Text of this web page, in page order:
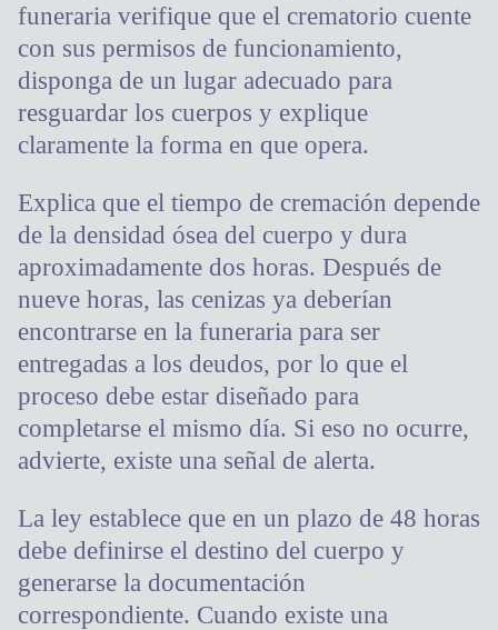
funeraria verifique que el crematorio cuente
con sus permisos de funcionamiento,
disponga de un lugar adecuado para
resguardar los cuerpos y explique
claramente la forma en que opera.
Explica que el tiempo de cremación depende
de la densidad ósea del cuerpo y dura
aproximadamente dos horas. Después de
nueve horas, las cenizas ya deberían
encontrarse en la funeraria para ser
entregadas a los deudos, por lo que el
proceso debe estar diseñado para
completarse el mismo día. Si eso no ocurre,
advierte, existe una señal de alerta.
La ley establece que en un plazo de 48 horas
debe definirse el destino del cuerpo y
generarse la documentación
correspondiente. Cuando existe una